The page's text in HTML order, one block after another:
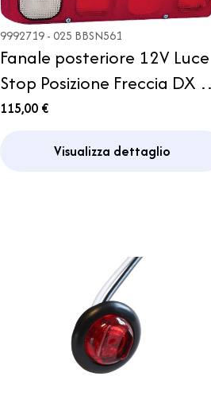
9992719 - 025 BBSN561
Fanale posteriore 12V Luce
Stop Posizione Freccia DX o
SX Retronebbia Camper
115,00 €
Visualizza dettaglio